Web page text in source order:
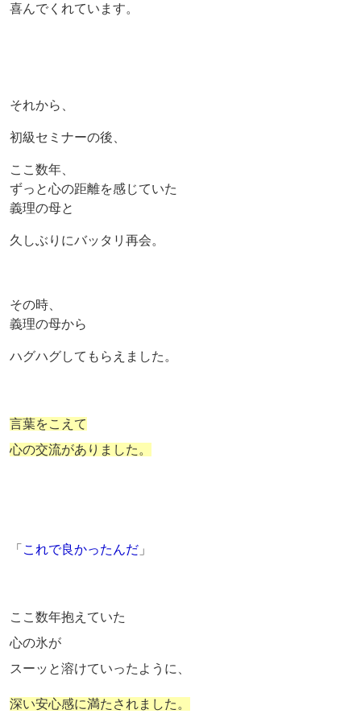
喜んでくれています。
それから、
初級セミナーの後、
ここ数年、
ずっと心の距離を感じていた
義理の母と
久しぶりにバッタリ再会。
その時、
義理の母から
ハグハグしてもらえました。
言葉をこえて
心の交流がありました。
「 これで良かったんだ 」
ここ数年抱えていた
心の氷が
スーッと溶けていったように、
深い安心感に満たされました。